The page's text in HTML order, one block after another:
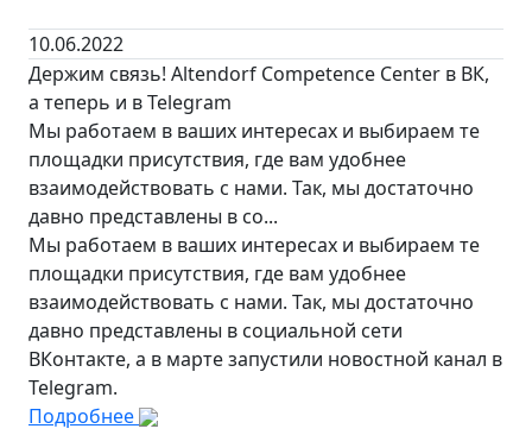
10.06.2022
Держим связь! Altendorf Competence Сenter в ВК,
а теперь и в Telegram
Мы работаем в ваших интересах и выбираем те
площадки присутствия, где вам удобнее
взаимодействовать с нами. Так, мы достаточно
давно представлены в со...
Мы работаем в ваших интересах и выбираем те
площадки присутствия, где вам удобнее
взаимодействовать с нами. Так, мы достаточно
давно представлены в социальной сети
ВКонтакте, а в марте запустили новостной канал в
Telegram.
Подробнее